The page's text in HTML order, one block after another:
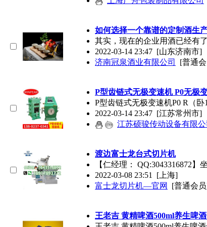
如何选择一个靠谱的定制酒生
其实，现在的企业用酒已经有
2022-03-14 23:47 [山东济南市]
济南冠泉酒业有限公司
[普通
P型齿链式无极变速机 P0无极
P型齿链式无极变速机P0 R（卧
2022-03-14 23:47 [江苏常州市]
江苏硕骏传动设备有限公
渡边富士龙台式切片机
【仁经理： QQ:3043316872
2022-03-08 23:51 [上海]
富士龙切片机—官网
[普通会
王老吉 黄精啤酒500ml养生啤